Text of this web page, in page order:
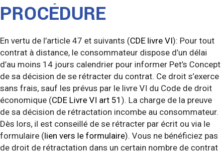
PROCÉDURE
En vertu de l’article 47 et suivants (CDE livre VI): Pour tout
contrat à distance, le consommateur dispose d’un délai
d’au moins 14 jours calendrier pour informer Pet’s Concept
de sa décision de se rétracter du contrat. Ce droit s’exerce
sans frais, sauf les prévus par le livre VI du Code de droit
économique (CDE Livre VI art 51 ). La charge de la preuve
de sa décision de rétractation incombe au consommateur.
Dès lors, il est conseillé de se rétracter par écrit ou via le
formulaire (lien vers le formulaire). Vous ne bénéficiez pas
de droit de rétractation dans un certain nombre de contrat